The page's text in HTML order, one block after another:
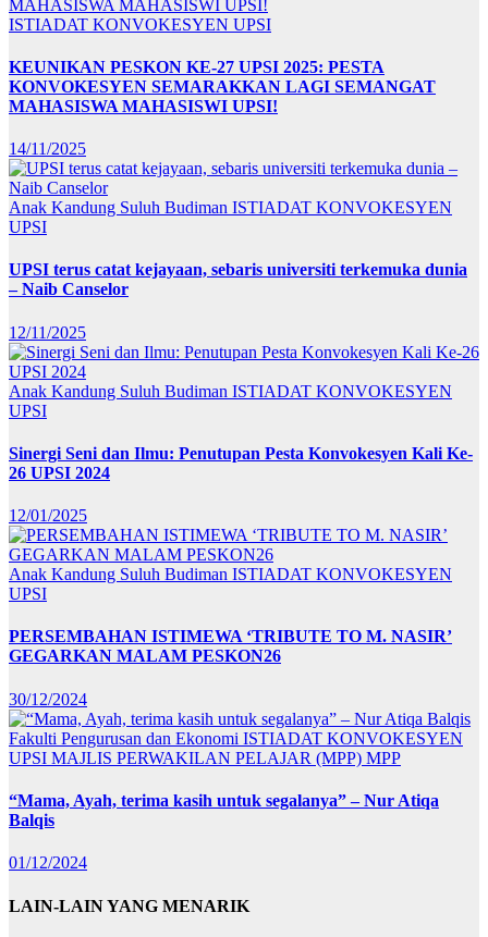
ISTIADAT KONVOKESYEN UPSI
KEUNIKAN PESKON KE-27 UPSI 2025: PESTA
KONVOKESYEN SEMARAKKAN LAGI SEMANGAT
MAHASISWA MAHASISWI UPSI!
14/11/2025
Anak Kandung Suluh Budiman ISTIADAT KONVOKESYEN
UPSI
UPSI terus catat kejayaan, sebaris universiti terkemuka dunia
– Naib Canselor
12/11/2025
Anak Kandung Suluh Budiman ISTIADAT KONVOKESYEN
UPSI
Sinergi Seni dan Ilmu: Penutupan Pesta Konvokesyen Kali Ke-
26 UPSI 2024
12/01/2025
Anak Kandung Suluh Budiman ISTIADAT KONVOKESYEN
UPSI
PERSEMBAHAN ISTIMEWA ‘TRIBUTE TO M. NASIR’
GEGARKAN MALAM PESKON26
30/12/2024
Fakulti Pengurusan dan Ekonomi ISTIADAT KONVOKESYEN
UPSI MAJLIS PERWAKILAN PELAJAR (MPP) MPP
“Mama, Ayah, terima kasih untuk segalanya” – Nur Atiqa
Balqis
01/12/2024
LAIN-LAIN YANG MENARIK